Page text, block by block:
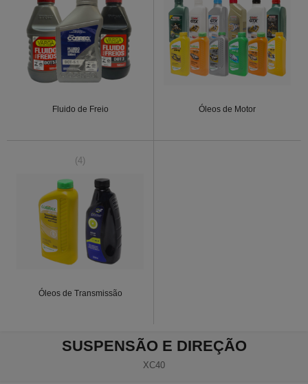
Fluido de Freio Óleos de Motor
(4)
Óleos de Transmissão
SUSPENSÃO E DIREÇÃO
XC40